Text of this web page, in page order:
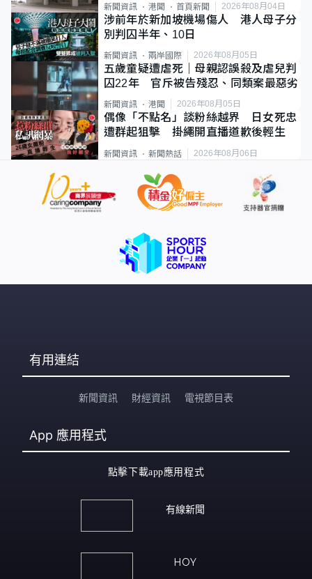
新聞資訊 港聞 首頁新聞 2026年08月04日
涉前年於新加坡機場傷人 港人母子分
別判囚半年、10日
新聞資訊 兩岸國際 2026年08月05日
五歲童疑遭虐死｜母親認誤殺及虐兒判
囚22年 官斥被告殘忍、同類案最惡劣
新聞資訊 港聞 2026年08月05日
偶像「不點名」談粉絲越界 日女死忠
遭群起狙擊 掛繩開直播道歉後輕生
新聞資訊 新聞熱話 2026年08月06日
有用連結
新聞資訊 財經資訊 電視節目表
App 應用程式
點擊下載app應用程式
有線新聞
HOY